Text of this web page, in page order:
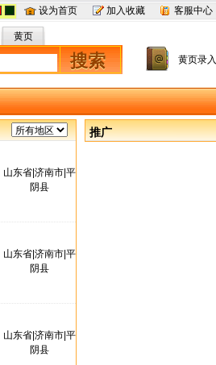
设为首页 加入收藏 客服中心
黄页
搜索 黄页录入
山东省|济南市|平
阴县
山东省|济南市|平
阴县
山东省|济南市|平
阴县
推广